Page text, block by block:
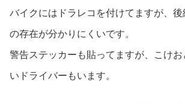
バイクにはドラレコを付けてますが、
の存在が分かりにくいです。
警告ステッカーも貼ってますが、こけ
いドライバーもいます。